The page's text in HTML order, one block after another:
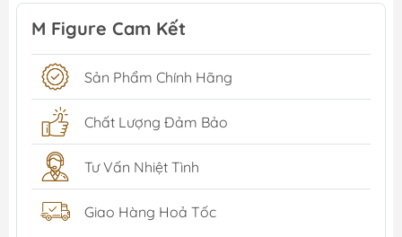
M Figure Cam Kết
Sản Phẩm Chính Hãng
Chất Lượng Đảm Bảo
Tư Vấn Nhiệt Tình
Giao Hàng Hoả Tốc